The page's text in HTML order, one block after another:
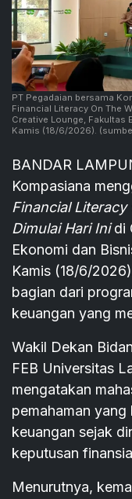
PT Pegadaian bersama
Financial Literacy On The
Creative Lounge, Fakultas
Kamis (18/6/2026).
BANDAR
Kompasiana
Financial
Dimulai Hari Inidi
Ekonomi dan
Kamis (18/6/
bagian dari
keuangan yang
Wakil Dekan
FEB Universitas
mengatakan
pemahaman
keuangan sejak
keputusan
Menurutnya,